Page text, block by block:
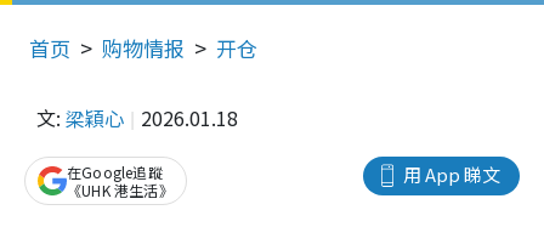
首页 购物情报 开仓
文: 梁穎心 2026.01.18
用 App 睇文
在Google追蹤
《UHK 港生活》